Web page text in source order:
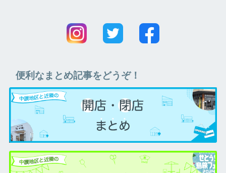
便利なまとめ記事をどうぞ！